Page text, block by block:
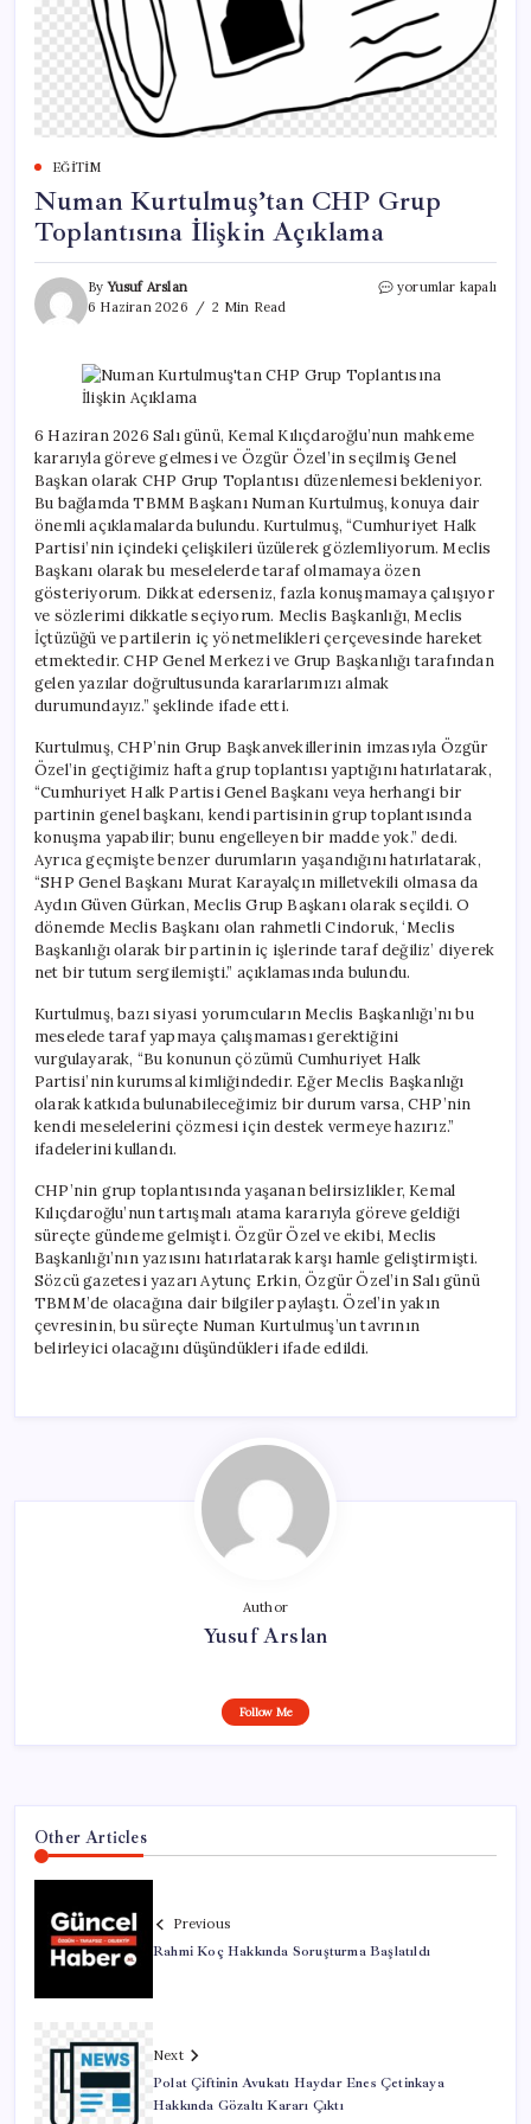
EĞITIM
Numan Kurtulmuş’tan CHP Grup
Toplantısına İlişkin Açıklama
ByYusuf Arslan
6 Haziran 2026
2 Min Read
Numan
İlişkin
yorumlar kapalı
6 Haziran 2026 Salı günü, Kemal Kılıçdaroğlu’nun mahkeme
kararıyla göreve gelmesi ve Özgür Özel’in seçilmiş Genel
Başkan olarak CHP Grup Toplantısı düzenlemesi bekleniyor.
Bu bağlamda TBMM Başkanı Numan Kurtulmuş, konuya dair
önemli açıklamalarda bulundu. Kurtulmuş, “Cumhuriyet Halk
Partisi’nin içindeki çelişkileri üzülerek gözlemliyorum. Meclis
Başkanı olarak bu meselelerde taraf olmamaya özen
gösteriyorum. Dikkat ederseniz, fazla konuşmamaya çalışıyor
ve sözlerimi dikkatle seçiyorum. Meclis Başkanlığı, Meclis
İçtüzüğü ve partilerin iç yönetmelikleri çerçevesinde hareket
etmektedir. CHP Genel Merkezi ve Grup Başkanlığı tarafından
gelen yazılar doğrultusunda kararlarımızı almak
durumundayız.” şeklinde ifade etti.
Kurtulmuş, CHP’nin Grup Başkanvekillerinin imzasıyla Özgür
Özel’in geçtiğimiz hafta grup toplantısı yaptığını hatırlatarak,
“Cumhuriyet Halk Partisi Genel Başkanı veya herhangi bir
partinin genel başkanı, kendi partisinin grup toplantısında
konuşma yapabilir; bunu engelleyen bir madde yok.” dedi.
Ayrıca geçmişte benzer durumların yaşandığını hatırlatarak,
“SHP Genel Başkanı Murat Karayalçın milletvekili olmasa da
Aydın Güven Gürkan, Meclis Grup Başkanı olarak seçildi. O
dönemde Meclis Başkanı olan rahmetli Cindoruk, ‘Meclis
Başkanlığı olarak bir partinin iç işlerinde taraf değiliz’ diyerek
net bir tutum sergilemişti.” açıklamasında bulundu.
Kurtulmuş, bazı siyasi yorumcuların Meclis Başkanlığı’nı bu
meselede taraf yapmaya çalışmaması gerektiğini
vurgulayarak, “Bu konunun çözümü Cumhuriyet Halk
Partisi’nin kurumsal kimliğindedir. Eğer Meclis Başkanlığı
olarak katkıda bulunabileceğimiz bir durum varsa, CHP’nin
kendi meselelerini çözmesi için destek vermeye hazırız.”
ifadelerini kullandı.
CHP’nin grup toplantısında yaşanan belirsizlikler, Kemal
Kılıçdaroğlu’nun tartışmalı atama kararıyla göreve geldiği
süreçte gündeme gelmişti. Özgür Özel ve ekibi, Meclis
Başkanlığı’nın yazısını hatırlatarak karşı hamle geliştirmişti.
Sözcü gazetesi yazarı Aytunç Erkin, Özgür Özel’in Salı günü
TBMM’de olacağına dair bilgiler paylaştı. Özel’in yakın
çevresinin, bu süreçte Numan Kurtulmuş’un tavrının
belirleyici olacağını düşündükleri ifade edildi.
Author
Yusuf Arslan
Follow Me
Other Articles
Previous
Rahmi Koç Hakkında Soruşturma Başlatıldı
Next
Polat Çiftinin Avukatı Haydar Enes Çetinkaya
Hakkında Gözaltı Kararı Çıktı